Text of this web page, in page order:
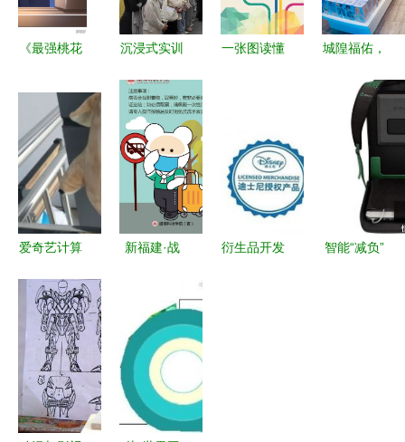
《最强桃花
系统升级，
魅力觉醒
——漫客栈
与计算机系
统服务的代
码奇缘
沉浸式实训
才——文化
管理专业师
生探访天府
国际动漫城
一张图读懂
开发融合新
路径
城隍福佑，
钱包的叹息
爱奇艺计算
解析 打造
全网领先的
视频平台技
术架构
新福建·战
动漫开发背
后的坚守与
创新
衍生品开发
智能“减负”